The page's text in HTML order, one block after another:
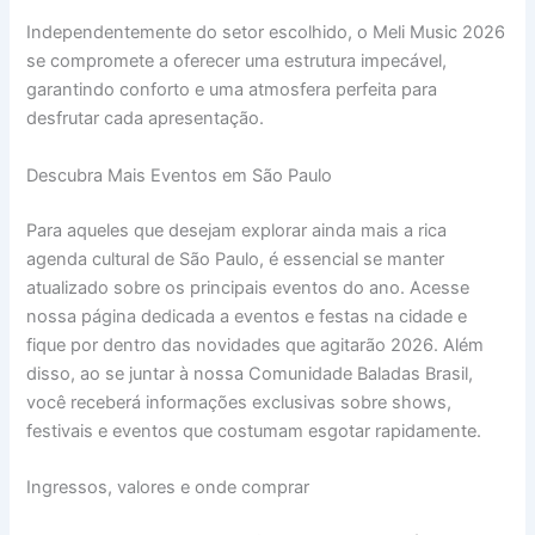
Independentemente do setor escolhido, o Meli Music 2026
se compromete a oferecer uma estrutura impecável,
garantindo conforto e uma atmosfera perfeita para
desfrutar cada apresentação.
Descubra Mais Eventos em São Paulo
Para aqueles que desejam explorar ainda mais a rica
agenda cultural de São Paulo, é essencial se manter
atualizado sobre os principais eventos do ano. Acesse
nossa página dedicada a eventos e festas na cidade e
fique por dentro das novidades que agitarão 2026. Além
disso, ao se juntar à nossa Comunidade Baladas Brasil,
você receberá informações exclusivas sobre shows,
festivais e eventos que costumam esgotar rapidamente.
Ingressos, valores e onde comprar